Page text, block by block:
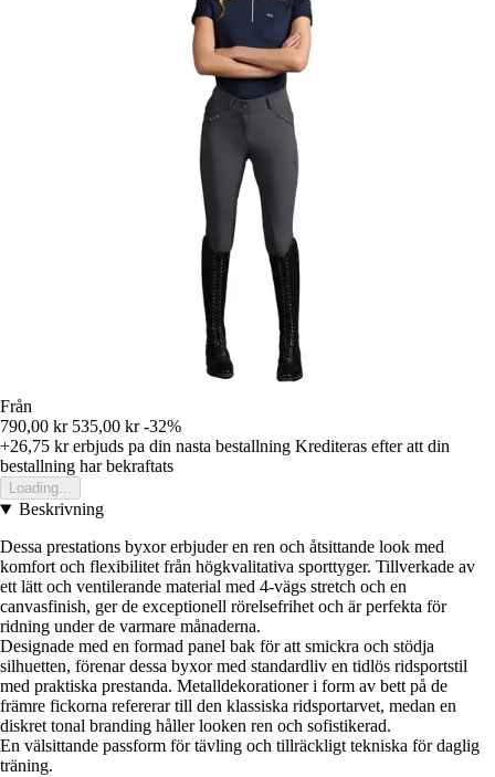
Från
790,00 kr 535,00 kr -32%
+26,75 krerbjuds pa din nasta bestallning Krediteras efter att din
bestallning har bekraftats
Loading...
Beskrivning
Dessa prestations byxor erbjuder en ren och åtsittande look med
komfort och flexibilitet från högkvalitativa sporttyger. Tillverkade av
ett lätt och ventilerande material med 4-vägs stretch och en
canvasfinish, ger de exceptionell rörelsefrihet och är perfekta för
ridning under de varmare månaderna.
Designade med en formad panel bak för att smickra och stödja
silhuetten, förenar dessa byxor med standardliv en tidlös ridsportstil
med praktiska prestanda. Metalldekorationer i form av bett på de
främre fickorna refererar till den klassiska ridsportarvet, medan en
diskret tonal branding håller looken ren och sofistikerad.
En välsittande passform för tävling och tillräckligt tekniska för daglig
träning.